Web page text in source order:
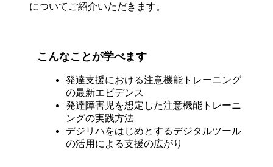
についてご紹介いただきます。
こんなことが学べます
発達支援における注意機能トレーニング
の最新エビデンス
発達障害児を想定した注意機能トレーニ
ングの実践方法
デジリハをはじめとするデジタルツール
の活用による支援の広がり